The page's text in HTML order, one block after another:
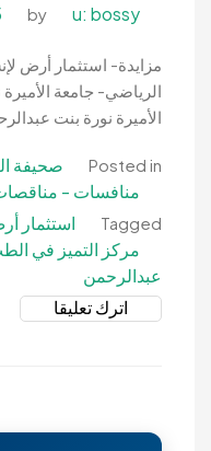
by u: bossy
مزايدة- استثمار أرض
الرياضي- جامعة
الأميرة نورة بنت
Posted in صحيفة
منافسات -
Tagged استثمار
مركز التميز في
عبدالرحمن
اترك تعليقا
وتشغيل